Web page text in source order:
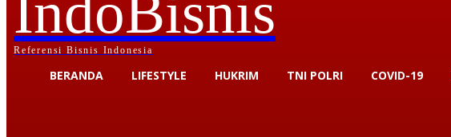
Referensi Bisnis Indonesia
BERANDA LIFESTYLE HUKRIM TNI POLRI COVID-19